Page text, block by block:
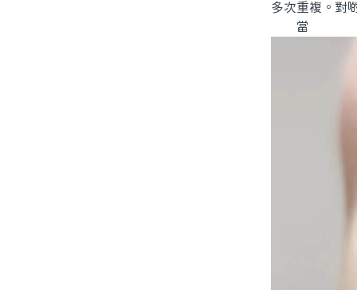
多次重複。對
當